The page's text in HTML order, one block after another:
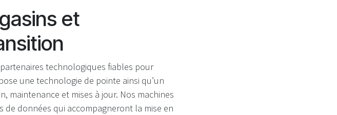
et
technologiques fiables pour
une technologie de pointe ainsi qu’un
maintenance et mises à jour. Nos machines
de données qui accompagneront la mise en